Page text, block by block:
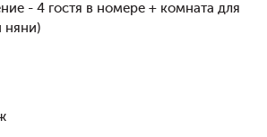
- 4 гостя в номере + комната для
няни)